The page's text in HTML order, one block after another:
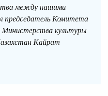
между нашими
председатель Комитета
Министерства культуры
Кайрат